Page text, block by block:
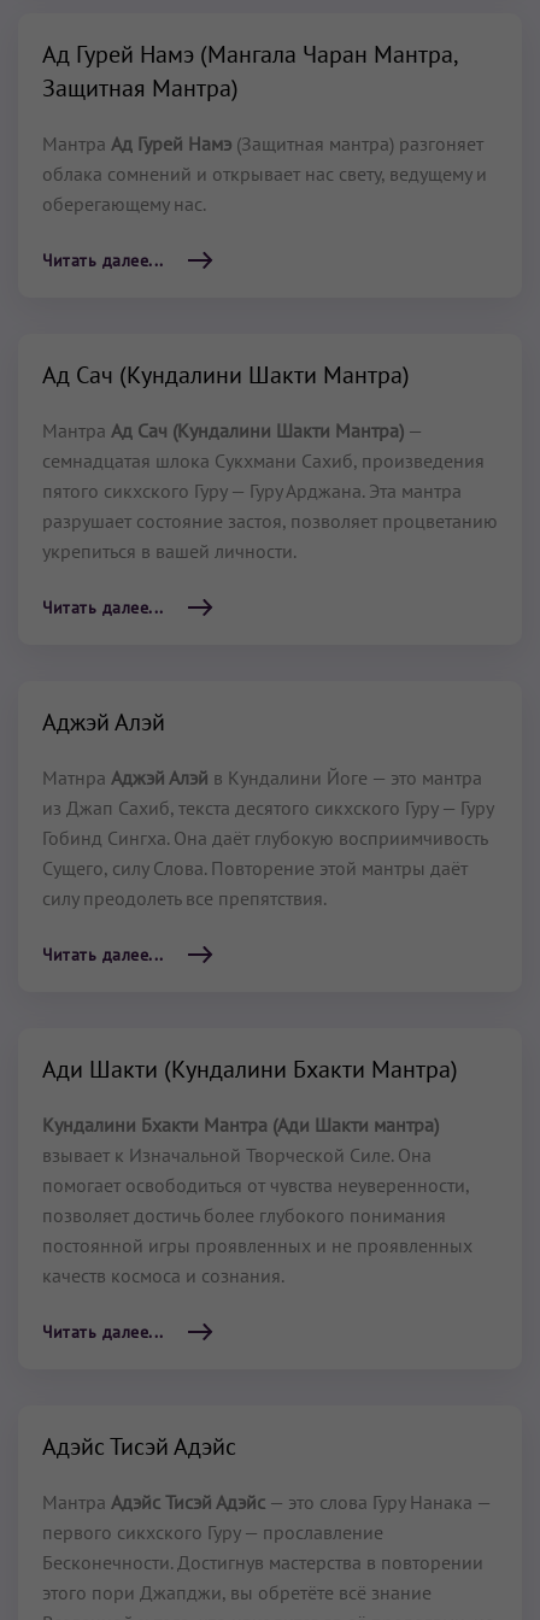
Ад Гурей Намэ (Мангала Чаран Мантра,
Защитная Мантра)
Мантра Ад Гурей Намэ (Защитная мантра) разгоняет
облака сомнений и открывает нас свету, ведущему и
оберегающему нас.
Читать далее...
Ад Сач (Кундалини Шакти Мантра)
Мантра Ад Сач (Кундалини Шакти Мантра) —
семнадцатая шлока Сукхмани Сахиб, произведения
пятого сикхского Гуру — Гуру Арджана. Эта мантра
разрушает состояние застоя, позволяет процветанию
укрепиться в вашей личности.
Читать далее...
Аджэй Алэй
Матнра Аджэй Алэй в Кундалини Йоге — это мантра
из Джап Сахиб, текста десятого сикхского Гуру — Гуру
Гобинд Сингха. Она даёт глубокую восприимчивость
Сущего, силу Слова. Повторение этой мантры даёт
силу преодолеть все препятствия.
Читать далее...
Ади Шакти (Кундалини Бхакти Мантра)
Кундалини Бхакти Мантра (Ади Шакти мантра)
взывает к Изначальной Творческой Силе. Она
помогает освободиться от чувства неуверенности,
позволяет достичь более глубокого понимания
постоянной игры проявленных и не проявленных
качеств космоса и сознания.
Читать далее...
Адэйс Тисэй Адэйс
Мантра Адэйс Тисэй Адэйс — это слова Гуру Нанака —
первого сикхского Гуру — прославление
Бесконечности. Достигнув мастерства в повторении
этого пори Джапджи, вы обретёте всё знание